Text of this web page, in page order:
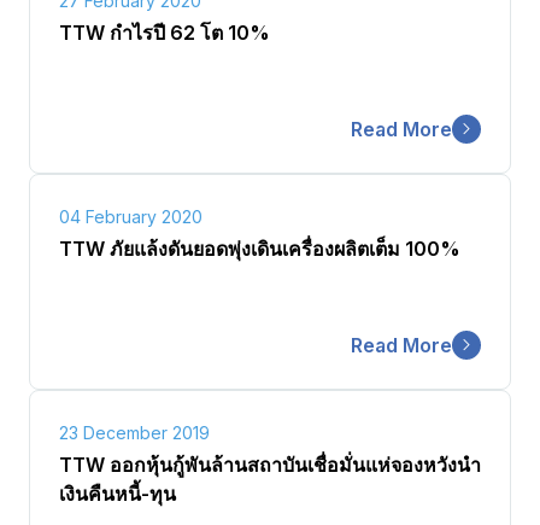
TTW กำไรปี 62 โต 10%
Read More
04 February 2020
TTW ภัยแล้งดันยอดพุ่งเดินเครื่องผลิตเต็ม 100%
Read More
23 December 2019
TTW ออกหุ้นกู้พันล้านสถาบันเชื่อมั่นแห่จองหวังนำ
เงินคืนหนี้-ทุน